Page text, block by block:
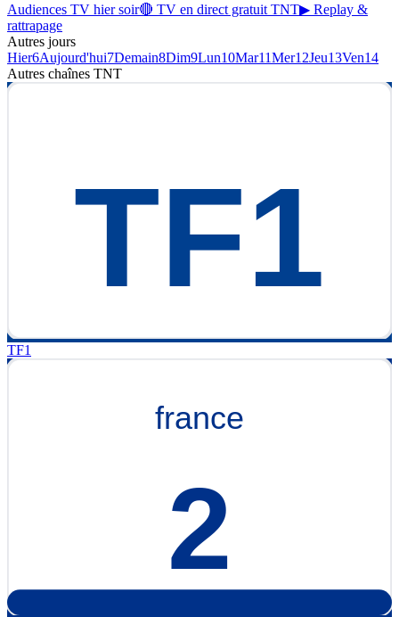
Audiences TV hier soir🔴 TV en direct gratuit TNT▶ Replay &
rattrapage
Autres jours
Hier6Aujourd'hui7Demain8Dim9Lun10Mar11Mer12Jeu13Ven14
Autres chaînes TNT
TF1